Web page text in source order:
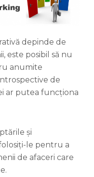
depinde de
este posibil să nu
anumite
de
ar putea funcționa
și
le pentru a
de afaceri care